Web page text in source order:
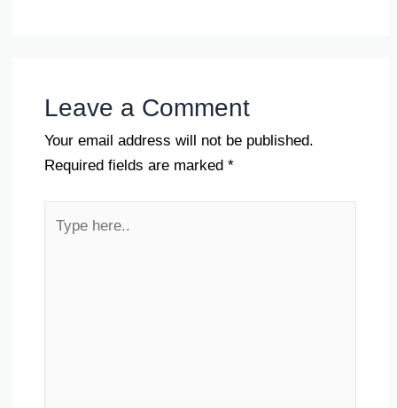
Leave a Comment
Your email address will not be published.
Required fields are marked *
here..